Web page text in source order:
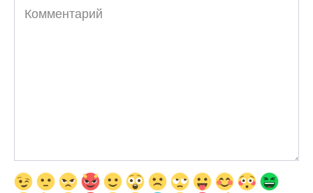
Комментарий